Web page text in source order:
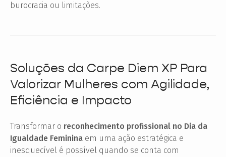
burocracia ou limitações.
Soluções da Carpe Diem XP Para
Valorizar Mulheres com Agilidade,
Eficiência e Impacto
Transformar o reconhecimento profissional no Dia da
Igualdade Feminina em uma ação estratégica e
inesquecível é possível quando se conta com